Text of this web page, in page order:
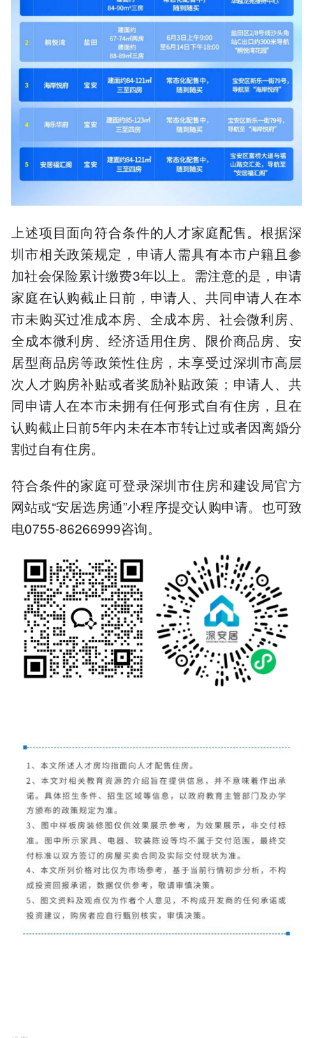
上述项目面向符合条件的人才家庭配售。根据深
圳市相关政策规定，申请人需具有本市户籍且参
加社会保险累计缴费3年以上。需注意的是，申请
家庭在认购截止日前，申请人、共同申请人在本
市未购买过准成本房、全成本房、社会微利房、
全成本微利房、经济适用住房、限价商品房、安
居型商品房等政策性住房，未享受过深圳市高层
次人才购房补贴或者奖励补贴政策；申请人、共
同申请人在本市未拥有任何形式自有住房，且在
认购截止日前5年内未在本市转让过或者因离婚分
割过自有住房。
符合条件的家庭可登录深圳市住房和建设局官方
网站或“安居选房通”小程序提交认购申请。也可致
电0755-86266999咨询。